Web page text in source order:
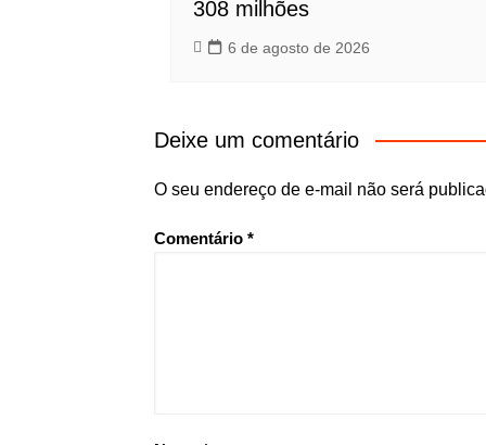
308 milhões
6 de agosto de 2026
Deixe um comentário
O seu endereço de e-mail não será
Comentário *